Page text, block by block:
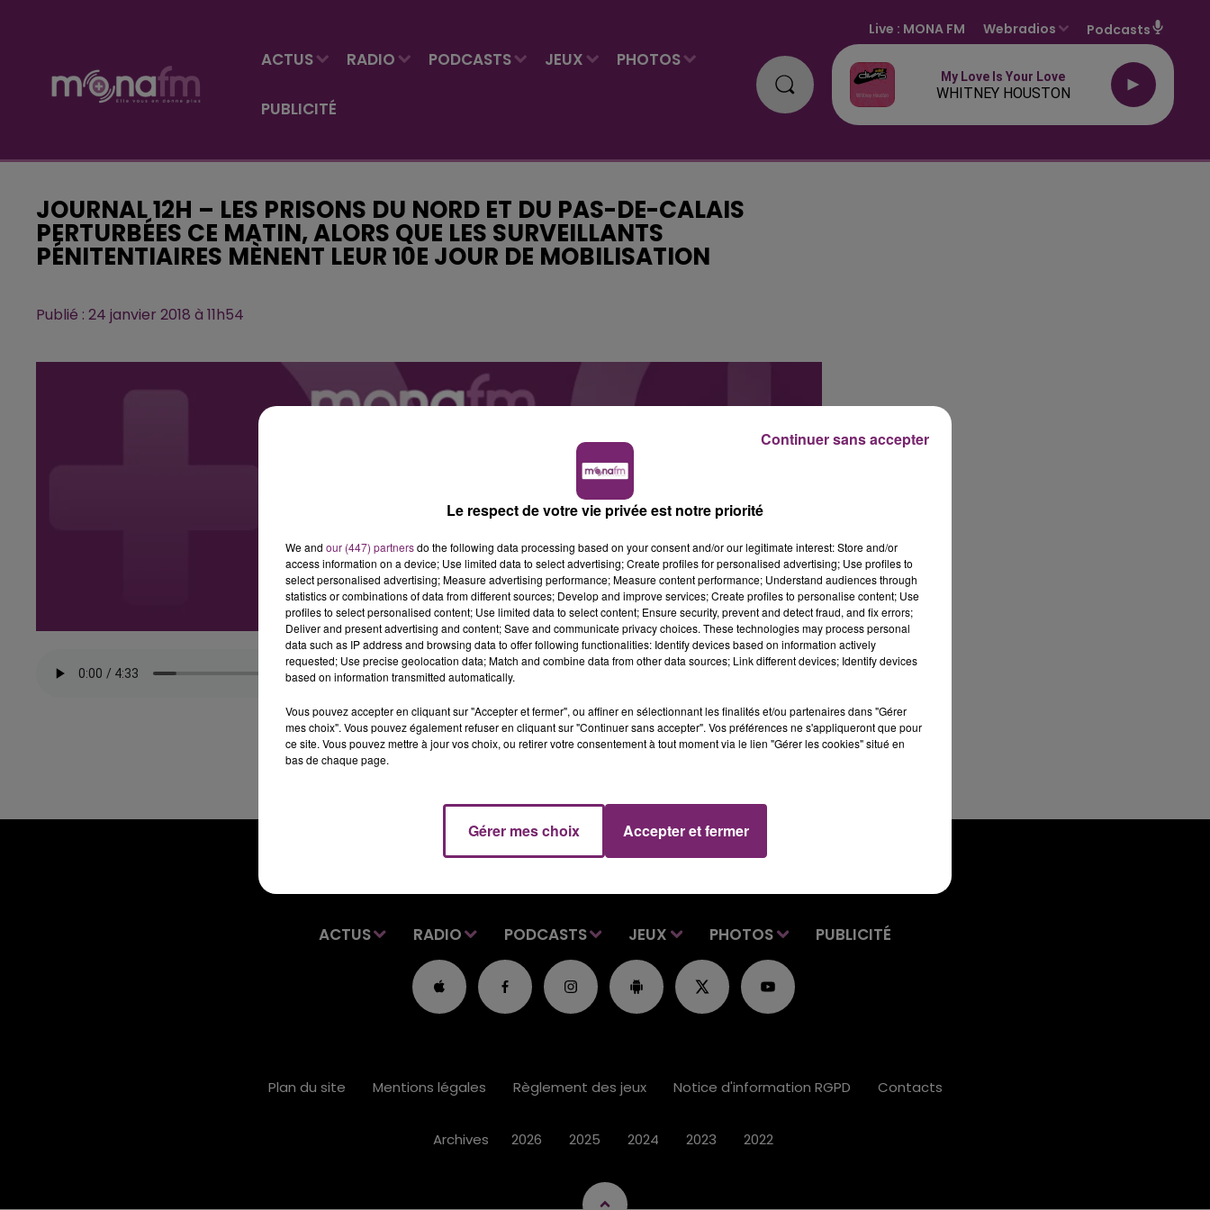
ACTUS RADIO PODCASTS JEUX PHOTOS
PUBLICITÉ
Live : MONA FM Webradios Podcasts
My Love Is Your Love
WHITNEY HOUSTON
JOURNAL 12H – LES PRISONS DU NORD ET DU PAS-DE-CALAIS
PERTURBÉES CE MATIN, ALORS QUE LES SURVEILLANTS
PÉNITENTIAIRES MÈNENT LEUR 10E JOUR DE MOBILISATION
Publié : 24 janvier 2018 à 11h54
ACTUS RADIO PODCASTS JEUX PHOTOS PUBLICITÉ
Plan du site Mentions légales Règlement des jeux Notice d'information RGPD Contacts
Archives 2026 2025 2024 2023 2022
Le respect de votre vie privée est notre priorité
We and our (447) partnersdo the following data processing based on your consent and/or our legitimate interest: Store and/or
access information on a device; Use limited data to select advertising; Create profiles for personalised advertising; Use profiles to
select personalised advertising; Measure advertising performance; Measure content performance; Understand audiences through
statistics or combinations of data from different sources; Develop and improve services; Create profiles to personalise content; Use
profiles to select personalised content; Use limited data to select content; Ensure security, prevent and detect fraud, and fix errors;
Deliver and present advertising and content; Save and communicate privacy choices. These technologies may process personal
data such as IP address and browsing data to offer following functionalities: Identify devices based on information actively
requested; Use precise geolocation data; Match and combine data from other data sources; Link different devices; Identify devices
based on information transmitted automatically.
Vous pouvez accepter en cliquant sur "Accepter et fermer", ou affiner en sélectionnant les finalités et/ou partenaires dans "Gérer
mes choix". Vous pouvez également refuser en cliquant sur "Continuer sans accepter". Vos préférences ne s'appliqueront que pour
ce site. Vous pouvez mettre à jour vos choix, ou retirer votre consentement à tout moment via le lien "Gérer les cookies" situé en
bas de chaque page.
Gérer mes choix Accepter et fermer
Continuer sans accepter